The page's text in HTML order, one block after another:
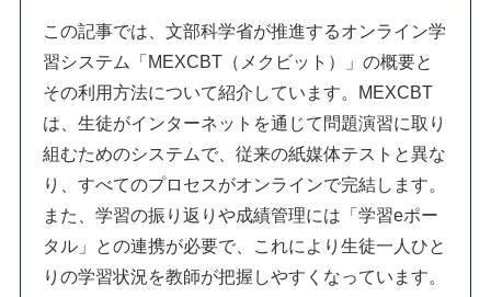
この記事では、文部科学省が推進するオンライン学
習システム「MEXCBT（メクビット）」の概要と
その利用方法について紹介しています。MEXCBT
は、生徒がインターネットを通じて問題演習に取り
組むためのシステムで、従来の紙媒体テストと異な
り、すべてのプロセスがオンラインで完結します。
また、学習の振り返りや成績管理には「学習eポー
タル」との連携が必要で、これにより生徒一人ひと
りの学習状況を教師が把握しやすくなっています。